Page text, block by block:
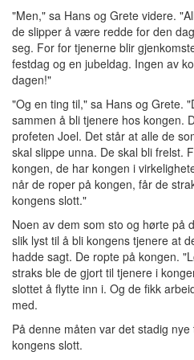
"Men," sa Hans og Grete videre.
de slipper å være redde for den
seg. For for tjenerne blir
festdag og en jubeldag. Ingen av
dagen!"
"Og en ting til," sa Hans og Grete.
sammen å bli tjenere hos kongen.
profeten Joel. Det står at alle de
skal slippe unna. De skal bli frelst.
kongen, de har kongen i
når de roper på kongen, får de
kongens slott."
Noen av dem som sto og hørte på
slik lyst til å bli kongens tjenere at
hadde sagt. De ropte på kongen.
straks ble de gjort til tjenere i
slottet å flytte inn i. Og de fikk
med.
På denne måten var det stadig
kongens slott.